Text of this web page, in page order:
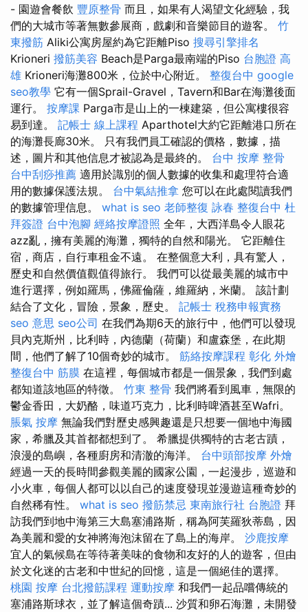
- 園遊會餐飲 豐原整骨 而且，如果有人渴望文化經驗，我
們的大城市等著無數參展商，戲劇和音樂節目的遊客。 竹
東撥筋 Aliki公寓房屋約為它距離Piso 搜尋引擎排名
Krioneri 撥筋美容 Beach是Parga最南端的Piso 台胞證 高
雄 Krioneri海灘800米，位於中心附近。 整復台中 google
seo教學 它有一個Sprail-Gravel，Tavern和Bar在海灘後面
運行。 按摩課 Parga市是山上的一棟建築，但公寓樓很容
易到達。 記帳士 線上課程 Aparthotel大約它距離港口所在
的海灘長廊30米。 只有我們員工確認的價格，數據，描
述，圖片和其他信息才被認為是最終的。 台中 按摩 整骨
台中刮痧推薦 適用於識別的個人數據的收集和處理符合適
用的數據保護法規。 台中氣結推拿 您可以在此處閱讀我們
的數據管理信息。 what is seo 老師整復 詠春 整復台中 杜
拜簽證 台中泡腳 經絡按摩證照 全年，大西洋島令人眼花
azz亂，擁有美麗的海灘，獨特的自然和陽光。 它距離住
宿，商店，自行車租金不遠。 在整個意大利，具有驚人，
歷史和自然價值觀值得旅行。 我們可以從最美麗的城市中
進行選擇，例如羅馬，佛羅倫薩，維羅納，米蘭。 該計劃
結合了文化，冒險，景象，歷史。 記帳士 稅務申報實務
seo 意思 seo公司 在我們為期6天的旅行中，他們可以發現
貝內克斯州，比利時，內德蘭（荷蘭）和盧森堡，在此期
間，他們了解了10個奇妙的城市。 筋絡按摩課程 彰化 外燴
整復台中 筋膜 在這裡，每個城市都是一個景象，我們到處
都知道該地區的特徵。 竹東 整骨 我們將看到風車，無限的
鬱金香田，大奶酪，味道巧克力，比利時啤酒甚至Wafri。
脹氣 按摩 無論我們對歷史感興趣還是只想要一個地中海國
家，希臘及其首都都想到了。 希臘提供獨特的古老古蹟，
浪漫的島嶼，各種廚房和清澈的海洋。 台中頭部按摩 外燴
經過一天的長時間參觀美麗的國家公園，一起漫步，巡遊和
小火車，每個人都可以以自己的速度發現並漫遊這種奇妙的
自然稀有性。 what is seo 撥筋禁忌 東南旅行社 台胞證 拜
訪我們到地中海第三大島塞浦路斯，稱為阿芙羅狄蒂島，因
為美麗和愛的女神將海泡沫留在了島上的海岸。 沙鹿按摩
宜人的氣候島在等待著美味的食物和友好的人的遊客，但由
於文化迷的古老和中世紀的回憶，這是一個絕佳的選擇。
桃園 按摩 台北撥筋課程 運動按摩 和我們一起品嚐傳統的
塞浦路斯球衣，並了解這個奇蹟... 沙質和卵石海灘，未開發